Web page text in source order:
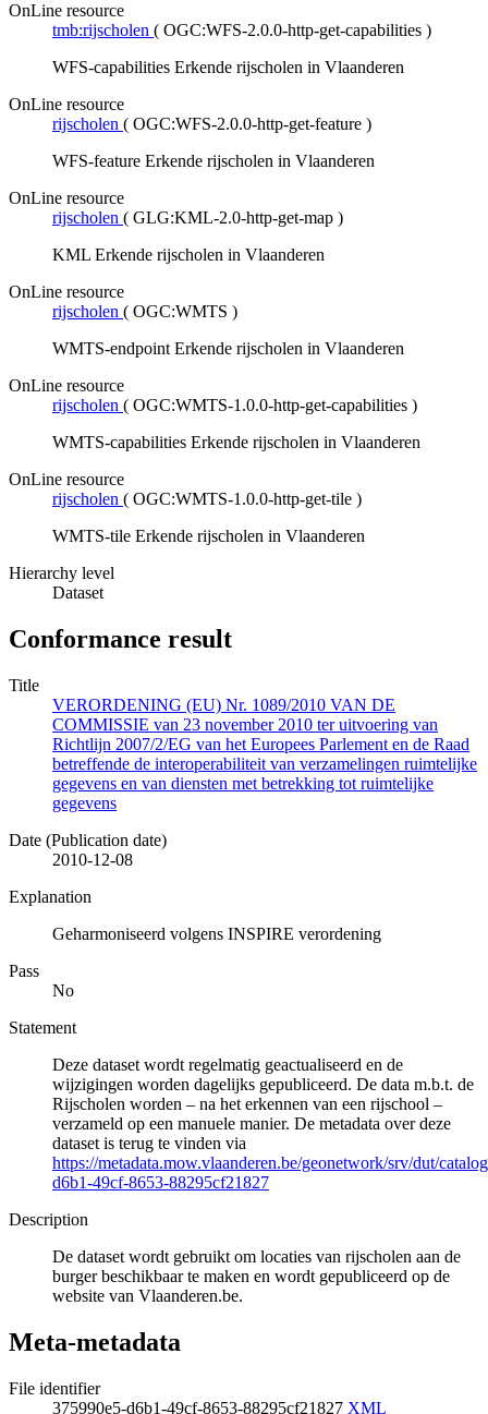
OnLine resource
tmb:rijscholen ( OGC:WFS-2.0.0-http-get-capabilities )
WFS-capabilities Erkende rijscholen in Vlaanderen
OnLine resource
rijscholen ( OGC:WFS-2.0.0-http-get-feature )
WFS-feature Erkende rijscholen in Vlaanderen
OnLine resource
rijscholen ( GLG:KML-2.0-http-get-map )
KML Erkende rijscholen in Vlaanderen
OnLine resource
rijscholen ( OGC:WMTS )
WMTS-endpoint Erkende rijscholen in Vlaanderen
OnLine resource
rijscholen ( OGC:WMTS-1.0.0-http-get-capabilities )
WMTS-capabilities Erkende rijscholen in Vlaanderen
OnLine resource
rijscholen ( OGC:WMTS-1.0.0-http-get-tile )
WMTS-tile Erkende rijscholen in Vlaanderen
Hierarchy level
Dataset
Conformance result
Title
VERORDENING (EU) Nr. 1089/2010 VAN DE
COMMISSIE van 23 november 2010 ter uitvoering van
Richtlijn 2007/2/EG van het Europees Parlement en de Raad
betreffende de interoperabiliteit van verzamelingen ruimtelijke
gegevens en van diensten met betrekking tot ruimtelijke
gegevens
Date (Publication date)
2010-12-08
Explanation
Geharmoniseerd volgens INSPIRE verordening
Pass
No
Statement
Deze dataset wordt regelmatig geactualiseerd en de
wijzigingen worden dagelijks gepubliceerd. De data m.b.t. de
Rijscholen worden – na het erkennen van een rijschool –
verzameld op een manuele manier. De metadata over deze
dataset is terug te vinden via
https://metadata.mow.vlaanderen.be/geonetwork/srv/dut/
d6b1-49cf-8653-88295cf21827
Description
De dataset wordt gebruikt om locaties van rijscholen aan de
burger beschikbaar te maken en wordt gepubliceerd op de
website van Vlaanderen.be.
Meta-metadata
File identifier
375990e5-d6b1-49cf-8653-88295cf21827 XML